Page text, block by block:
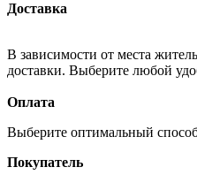
Доставка
В зависимости от места
доставки. Выберите любой
Оплата
Выберите оптимальный
Покупатель